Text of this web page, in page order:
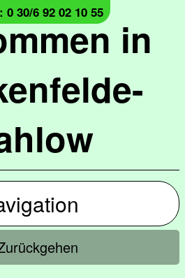
in
30/6 92 02 10 55